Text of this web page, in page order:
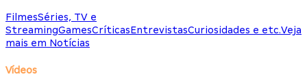
FilmesSéries, TV e
StreamingGamesCríticasEntrevistasCuriosidades e etc.Veja
mais em Notícias
Vídeos